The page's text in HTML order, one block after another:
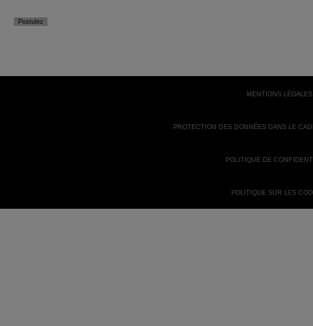
Postulez
MENTIONS LÉGALES
PROTECTION DES DONNÉES DANS LE
POLITIQUE DE
POLITIQUE SUR LES